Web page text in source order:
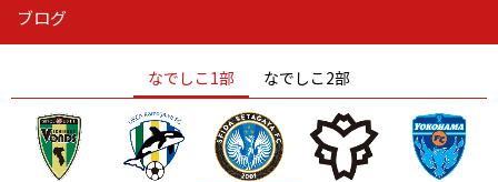
ニッパツ
ニッパツ 名古屋
石人の星
静岡 愛媛Ｌ
ブログ
なでしこ1部 なでしこ2部